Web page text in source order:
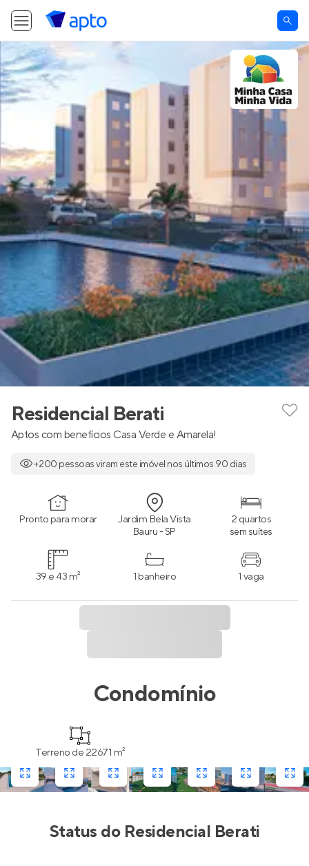
Residencial Berati
Aptos com benefícios Casa Verde e Amarela!
+200 pessoas viram este imóvel nos últimos 90 dias
Pronto para morar Jardim Bela Vista
Bauru - SP
2 quartos
sem suítes
39 e 43 m² 1 banheiro 1 vaga
Condomínio
Terreno de 22671 m²
Status do Residencial Berati